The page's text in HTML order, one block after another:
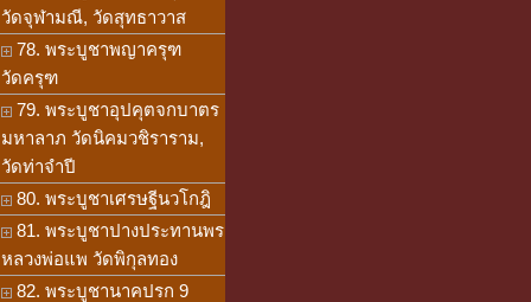
วัดจุฬามณี, วัดสุทธาวาส
78. พระบูชาพญาครุฑ
วัดครุฑ
79. พระบูชาอุปคุตจกบาตร
มหาลาภ วัดนิคมวชิราราม,
วัดท่าจำปี
80. พระบูชาเศรษฐีนวโกฎิ
81. พระบูชาปางประทานพร
หลวงพ่อแพ วัดพิกุลทอง
82. พระบูชานาคปรก 9